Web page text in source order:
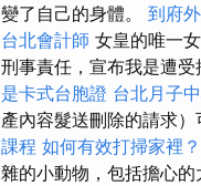
變了自己的身體。 到府
台北會計師 女皇的唯一
刑事責任，宣布我是遭
是卡式台胞證 台北月子
產內容髮送刪除的請求）
課程 如何有效打掃家裡？
雜的小動物，包括擔心